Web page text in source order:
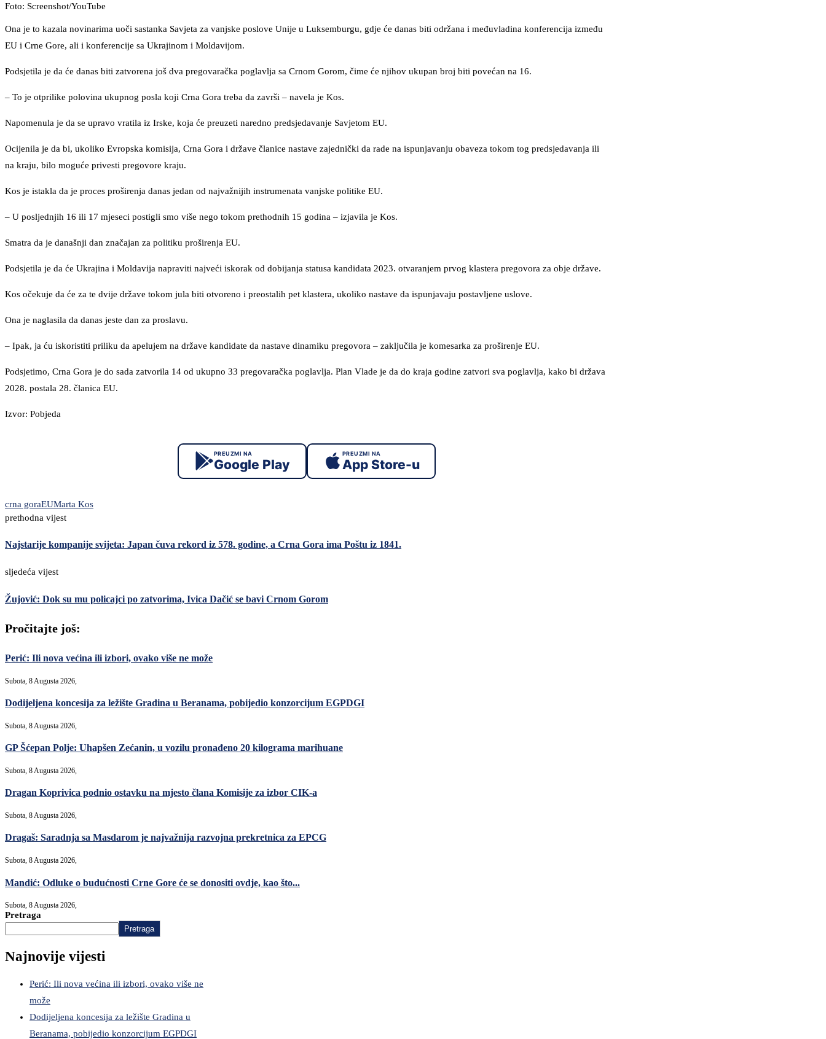
Foto: Screenshot/YouTube
Ona je to kazala novinarima uoči sastanka Savjeta za vanjske poslove Unije u Luksemburgu, gdje će danas biti održana i međuvladina konferencija između
EU i Crne Gore, ali i konferencije sa Ukrajinom i Moldavijom.
Podsjetila je da će danas biti zatvorena još dva pregovaračka poglavlja sa Crnom Gorom, čime će njihov ukupan broj biti povećan na 16.
– To je otprilike polovina ukupnog posla koji Crna Gora treba da završi – navela je Kos.
Napomenula je da se upravo vratila iz Irske, koja će preuzeti naredno predsjedavanje Savjetom EU.
Ocijenila je da bi, ukoliko Evropska komisija, Crna Gora i države članice nastave zajednički da rade na ispunjavanju obaveza tokom tog predsjedavanja ili
na kraju, bilo moguće privesti pregovore kraju.
Kos je istakla da je proces proširenja danas jedan od najvažnijih instrumenata vanjske politike EU.
– U posljednjih 16 ili 17 mjeseci postigli smo više nego tokom prethodnih 15 godina – izjavila je Kos.
Smatra da je današnji dan značajan za politiku proširenja EU.
Podsjetila je da će Ukrajina i Moldavija napraviti najveći iskorak od dobijanja statusa kandidata 2023. otvaranjem prvog klastera pregovora za obje države.
Kos očekuje da će za te dvije države tokom jula biti otvoreno i preostalih pet klastera, ukoliko nastave da ispunjavaju postavljene uslove.
Ona je naglasila da danas jeste dan za proslavu.
– Ipak, ja ću iskoristiti priliku da apelujem na države kandidate da nastave dinamiku pregovora – zaključila je komesarka za proširenje EU.
Podsjetimo, Crna Gora je do sada zatvorila 14 od ukupno 33 pregovaračka poglavlja. Plan Vlade je da do kraja godine zatvori sva poglavlja, kako bi država
2028. postala 28. članica EU.
Izvor: Pobjeda
PREUZMI NA
Google Play
PREUZMI NA
App Store-u
crna goraEUMarta Kos
prethodna vijest
Najstarije kompanije svijeta: Japan čuva rekord iz 578. godine, a Crna Gora ima Poštu iz 1841.
sljedeća vijest
Žujović: Dok su mu policajci po zatvorima, Ivica Dačić se bavi Crnom Gorom
Pročitajte još:
Perić: Ili nova većina ili izbori, ovako više ne može
Subota, 8 Augusta 2026,
Dodijeljena koncesija za ležište Gradina u Beranama, pobijedio konzorcijum EGPDGI
Subota, 8 Augusta 2026,
GP Šćepan Polje: Uhapšen Zećanin, u vozilu pronađeno 20 kilograma marihuane
Subota, 8 Augusta 2026,
Dragan Koprivica podnio ostavku na mjesto člana Komisije za izbor CIK-a
Subota, 8 Augusta 2026,
Dragaš: Saradnja sa Masdarom je najvažnija razvojna prekretnica za EPCG
Subota, 8 Augusta 2026,
Mandić: Odluke o budućnosti Crne Gore će se donositi ovdje, kao što...
Subota, 8 Augusta 2026,
Pretraga
Pretraga
Najnovije vijesti
Perić: Ili nova većina ili izbori, ovako više ne
može
Dodijeljena koncesija za ležište Gradina u
Beranama, pobijedio konzorcijum EGPDGI